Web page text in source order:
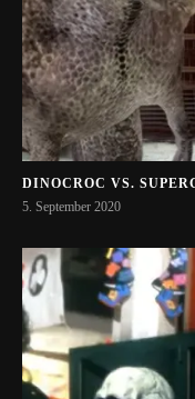
DINOCROC VS.
5. September 2020